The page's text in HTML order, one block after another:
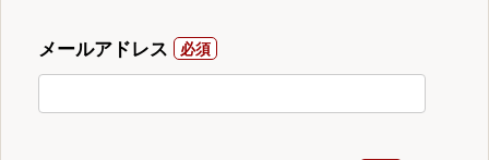
メールアドレス